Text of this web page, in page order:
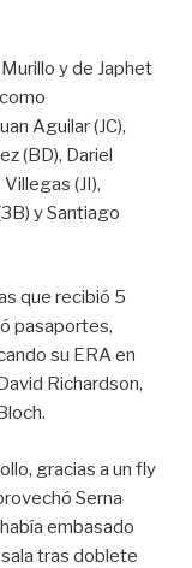
y de Japhet
Aguilar (JC),
(BD), Dariel
(JI),
y Santiago
que recibió 5
pasaportes,
su ERA en
Richardson,
gracias a un fly
Serna
embasado
tras doblete